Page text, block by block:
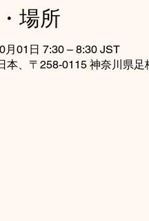
場所
月01日 7:30 – 8:30 JST
本、〒258-0115 神奈川県